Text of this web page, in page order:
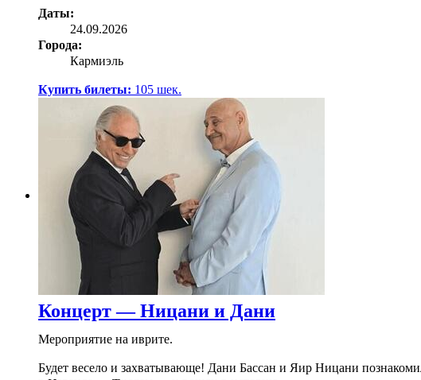
Даты:
24.09.2026
Города:
Кармиэль
Купить билеты: 105 шек.
Концерт — Ницани и Дани
Мероприятие на иврите.
Будет весело и захватывающе! Дани Бассан и Яир Ницани